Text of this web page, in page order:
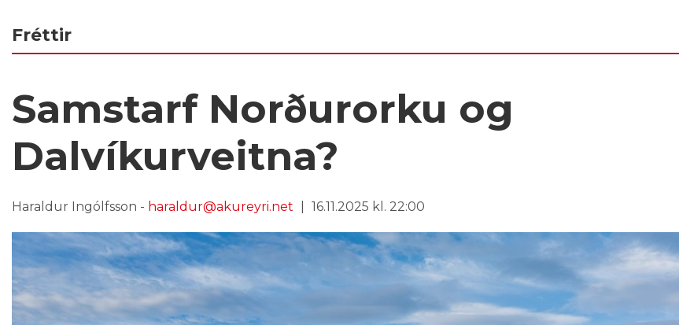
Fréttir
Samstarf Norðurorku og
Dalvíkurveitna?
Haraldur Ingólfsson - haraldur@akureyri.net 16.11.2025 kl. 22:00